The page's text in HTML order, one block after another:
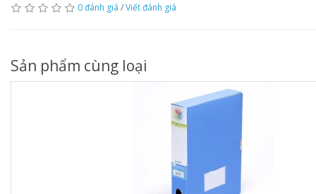
0 đánh giá /Viết đánh giá
Sản phẩm cùng loại